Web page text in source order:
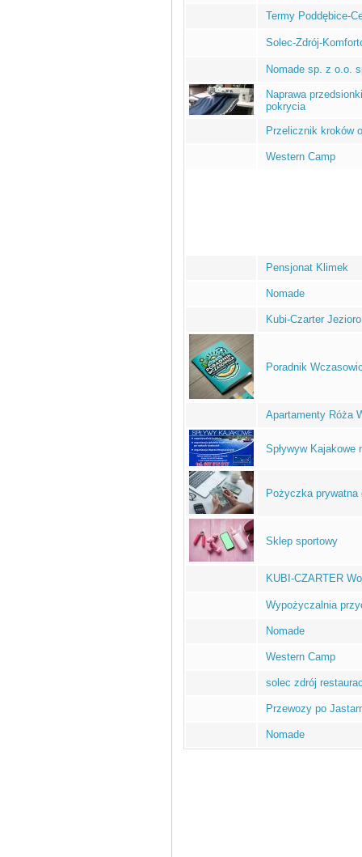
Termy Poddębice-
Solec-Zdrój-
Nomade sp. z o.o.
Naprawa
pokrycia
Przelicznik kroków
Western Camp
Pensjonat Klimek
Nomade
Kubi-Czarter
Poradnik
Apartamenty Róża
Spływyw Kajakowe
Pożyczka prywatna
Sklep sportowy
KUBI-CZARTER
Wypożyczalnia
Nomade
Western Camp
solec zdrój
Przewozy po
Nomade